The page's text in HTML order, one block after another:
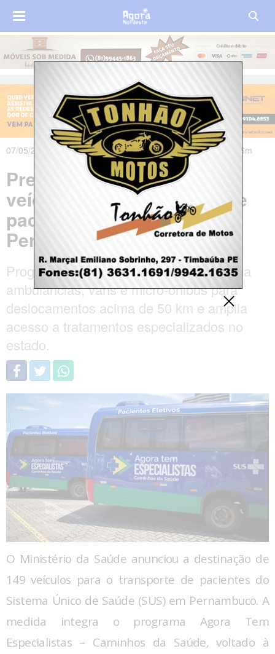
07/05/2026 às 13h08m - Atualizado em 07/05/2026 às 20h36m
Presidente Lula envia 149
veículos para transporte de
pacientes do SUS em
Pernambuco
Programa do Ministério da Saúde destina
ambulâncias, vans e micro-ônibus para
deslocamentos acima de 50 km e amplia
acesso a tratamentos especializados no
estado.
O Ministério da Saúde anunciou a destinação de
149 veículos para o transporte de pacientes do
Sistema Único de Saúde (SUS) em Pernambuco. A
medida integra o programa Agora Tem
Especialistas – Caminhos da Saúde, voltado à